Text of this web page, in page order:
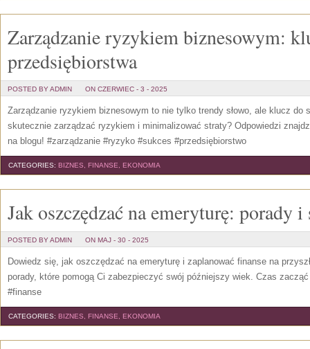
Zarządzanie ryzykiem biznesowym:
przedsiębiorstwa
POSTED BY ADMIN ON CZERWIEC - 3 - 2025
Zarządzanie ryzykiem biznesowym to nie tylko trendy słowo, ale klucz do
skutecznie zarządzać ryzykiem i minimalizować straty? Odpowiedzi
na blogu! #zarządzanie #ryzyko #sukces #przedsiębiorstwo
CATEGORIES: BIZNES, FINANSE, EKONOMIA
Jak oszczędzać na emeryturę: porady i
POSTED BY ADMIN ON MAJ - 30 - 2025
Dowiedz się, jak oszczędzać na emeryturę i zaplanować finanse na
porady, które pomogą Ci zabezpieczyć swój późniejszy wiek. Czas
#finanse
CATEGORIES: BIZNES, FINANSE, EKONOMIA